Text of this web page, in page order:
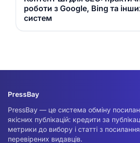
роботи з Google, Bing та
систем
PressBay
PressBay — це система обміну
якісних публікацій: кредити за
метрики до вибору і статті з
перевірених видавців.